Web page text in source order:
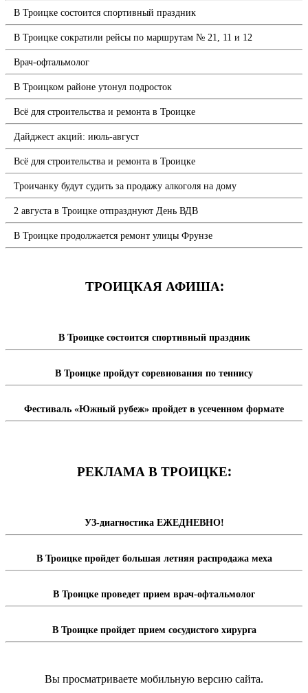
В Троицке состоится спортивный праздник
В Троицке сократили рейсы по маршрутам № 21, 11 и 12
Врач-офтальмолог
В Троицком районе утонул подросток
Всё для строительства и ремонта в Троицке
Дайджест акций: июль-август
Всё для строительства и ремонта в Троицке
Троичанку будут судить за продажу алкоголя на дому
2 августа в Троицке отпразднуют День ВДВ
В Троицке продолжается ремонт улицы Фрунзе
ТРОИЦКАЯ АФИША:
В Троицке состоится спортивный праздник
В Троицке пройдут соревнования по теннису
Фестиваль «Южный рубеж» пройдет в усеченном формате
РЕКЛАМА В ТРОИЦКЕ:
УЗ-диагностика ЕЖЕДНЕВНО!
В Троицке пройдет большая летняя распродажа меха
В Троицке проведет прием врач-офтальмолог
В Троицке пройдет прием сосудистого хирурга
Вы просматриваете мобильную версию сайта.